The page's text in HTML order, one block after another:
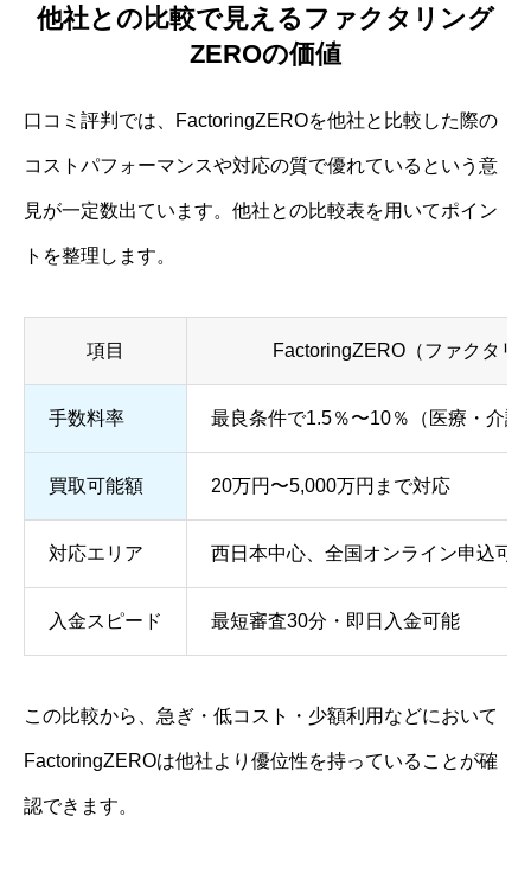
他社との比較で見えるファクタリング
ZEROの価値
口コミ評判では、FactoringZEROを他社と比較した際の
コストパフォーマンスや対応の質で優れているという意
見が一定数出ています。他社との比較表を用いてポイン
トを整理します。
項目 FactoringZERO（ファクタリ
手数料率 最良条件で1.5％〜10％（医療・介護
買取可能額 20万円〜5,000万円まで対応
対応エリア 西日本中心、全国オンライン申込可
入金スピード 最短審査30分・即日入金可能
この比較から、急ぎ・低コスト・少額利用などにおいて
FactoringZEROは他社より優位性を持っていることが確
認できます。